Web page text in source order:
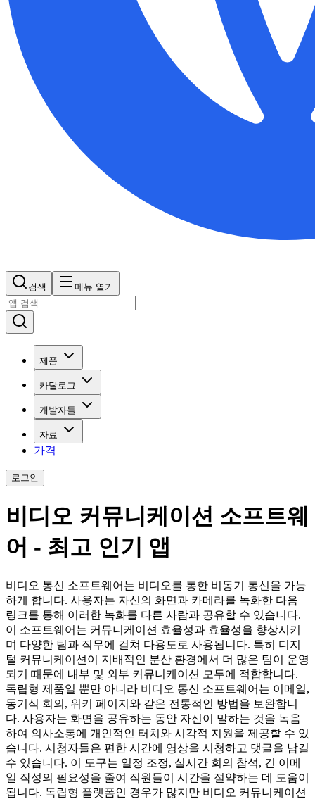
검색 메뉴 열기
제품
카탈로그
개발자들
자료
가격
로그인
비디오 커뮤니케이션 소프트웨
어 - 최고 인기 앱
비디오 통신 소프트웨어는 비디오를 통한 비동기 통신을 가능
하게 합니다. 사용자는 자신의 화면과 카메라를 녹화한 다음
링크를 통해 이러한 녹화를 다른 사람과 공유할 수 있습니다.
이 소프트웨어는 커뮤니케이션 효율성과 효율성을 향상시키
며 다양한 팀과 직무에 걸쳐 다용도로 사용됩니다. 특히 디지
털 커뮤니케이션이 지배적인 분산 환경에서 더 많은 팀이 운영
되기 때문에 내부 및 외부 커뮤니케이션 모두에 적합합니다.
독립형 제품일 뿐만 아니라 비디오 통신 소프트웨어는 이메일,
동기식 회의, 위키 페이지와 같은 전통적인 방법을 보완합니
다. 사용자는 화면을 공유하는 동안 자신이 말하는 것을 녹음
하여 의사소통에 개인적인 터치와 시각적 지원을 제공할 수 있
습니다. 시청자들은 편한 시간에 영상을 시청하고 댓글을 남길
수 있습니다. 이 도구는 일정 조정, 실시간 회의 참석, 긴 이메
일 작성의 필요성을 줄여 직원들이 시간을 절약하는 데 도움이
됩니다. 독립형 플랫폼인 경우가 많지만 비디오 커뮤니케이션